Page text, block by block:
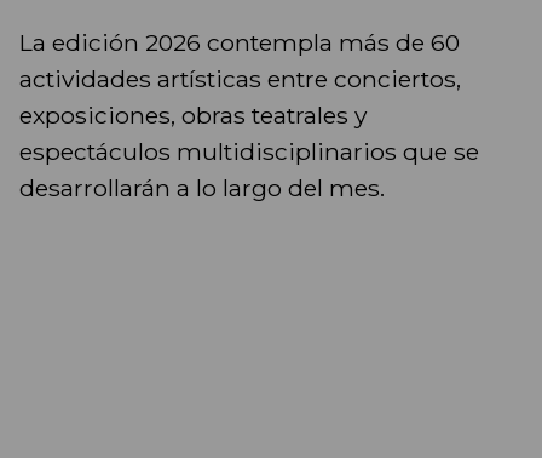
La edición 2026 contempla más de 60
actividades artísticas entre conciertos,
exposiciones, obras teatrales y
espectáculos multidisciplinarios que se
desarrollarán a lo largo del mes.